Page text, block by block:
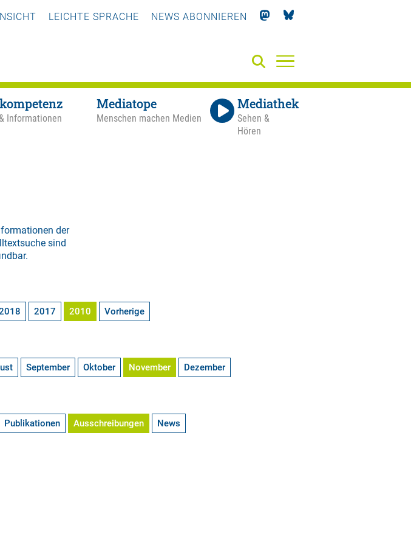
LEICHTE SPRACHE NEWS ABONNIEREN
Informationen
Mediatope
Menschen machen Medien
Mediathek
Sehen &
Hören
der
sind
2017 2010 Vorherige
September Oktober November Dezember
Publikationen Ausschreibungen News